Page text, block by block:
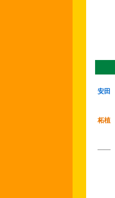
安田
柘植
――